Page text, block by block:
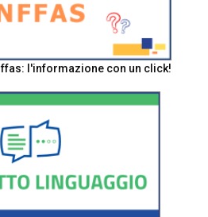
l'informazione con un click!